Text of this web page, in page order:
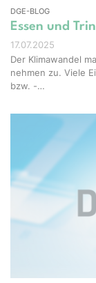
DGE-BLOG
Essen und
17.07.2025
Der Klimawandel
nehmen zu. Viele
bzw. -…